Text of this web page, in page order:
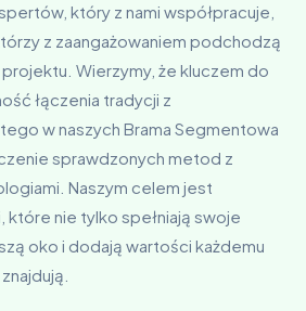
który z nami współpracuje,
z zaangażowaniem podchodzą
Wierzymy, że kluczem do
łączenia tradycji z
w naszych Brama Segmentowa
sprawdzonych metod z
Naszym celem jest
nie tylko spełniają swoje
oko i dodają wartości każdemu